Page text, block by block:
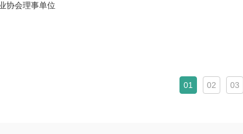
协会理事单位
01 02 03